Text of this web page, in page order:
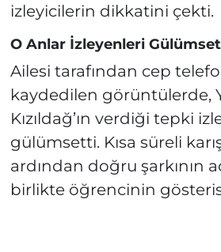
izleyicilerin dikkatini çekti.
O Anlar İzleyenleri
Ailesi tarafından cep
kaydedilen görüntülerde,
Kızıldağ’ın verdiği tepki
gülümsetti. Kısa süreli
ardından doğru şarkının
birlikte öğrencinin